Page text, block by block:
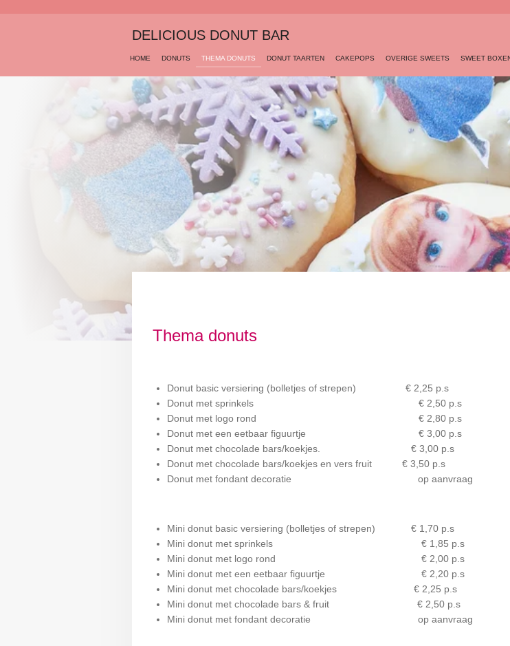
hoofdinhoud
DELICIOUS DONUT BAR
HOME DONUTS THEMA DONUTS DONUT TAARTEN CAKEPOPS OVERIGE SWEETS SWEET
Thema donuts
Donut basic versiering (bolletjes of strepen) € 2,25 p.s
Donut met sprinkels € 2,50 p.s
Donut met logo rond € 2,80 p.s
Donut met een eetbaar figuurtje € 3,00 p.s
Donut met chocolade bars/koekjes. € 3,00 p.s
Donut met chocolade bars/koekjes en vers fruit € 3,50 p.s
Donut met fondant decoratie op aanvraag
Mini donut basic versiering (bolletjes of strepen) € 1,70 p.s
Mini donut met sprinkels € 1,85 p.s
Mini donut met logo rond € 2,00 p.s
Mini donut met een eetbaar figuurtje € 2,20 p.s
Mini donut met chocolade bars/koekjes € 2,25 p.s
Mini donut met chocolade bars & fruit € 2,50 p.s
Mini donut met fondant decoratie op aanvraag